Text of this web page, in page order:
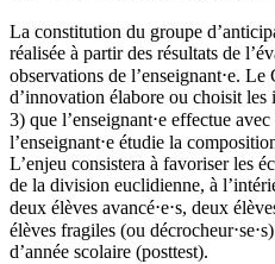
La constitution du groupe
réalisée à partir des résultats de
observations de l’enseignant⋅e.
d’innovation élabore ou choisit les
3) que l’enseignant⋅e effectue
l’enseignant⋅e étudie la
L’enjeu consistera à favoriser les
de la division euclidienne, à
deux élèves avancé⋅e⋅s, deux
élèves fragiles (ou
d’année scolaire (posttest).